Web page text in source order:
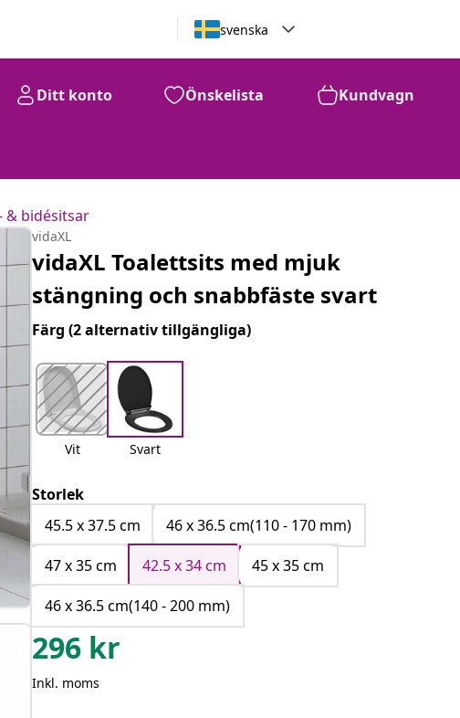
svenska
Ditt konto Önskelista Kundvagn
& bidésitsar
vidaXL
vidaXL Toalettsits med mjuk
stängning och snabbfäste svart
Färg(2 alternativ tillgängliga)
Vit Svart
Storlek
45.5 x 37.5 cm
46 x 36.5 cm(110 - 170 mm)
47 x 35 cm
42.5 x 34 cm
45 x 35 cm
46 x 36.5 cm(140 - 200 mm)
296 kr
Inkl. moms